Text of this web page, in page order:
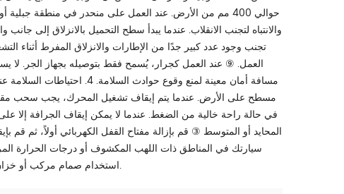
حوالي 400 مم من الأرض. عند العمل على منحدر في منطقة
والانتباه لتجنب الانقلاب. عندما يبدأ سطح التحميل بالانزلاق إلى
تجنب وجود عدد كبير جدًا من الإطارات والانزلاق المفرط أثناء
العمل. ⑨ عند العمل كجرار، يُسمح فقط بتوصيله بجهاز الجر.
مسافة أمان معينة لمنع وقوع
مسطح على الأرض. عندما يتم إيقاف تشغيل المحرك، يجب سحب
في حالة راحة خالية من الضغط. عندما لا يمكن إيقاف الجرافة
المحايد أو المتوسط ​​③ قم بإزالة مفتاح القفل الكهربائي أولاً، ثم قم
سيارتك في المناطق ذات اللهب المكشوف أو درجات الحرارة
استخدام صمام مركب أو خزان هواء لنفخ الإطار، يجب ألا يقف الأشخاص أمام الإطار لمنع الإصابة بالانفجار.